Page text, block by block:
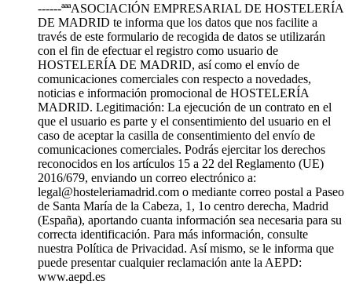
------ªªªASOCIACIÓN EMPRESARIAL DE HOSTELERÍA
DE MADRID te informa que los datos que nos facilite a
través de este formulario de recogida de datos se utilizarán
con el fin de efectuar el registro como usuario de
HOSTELERÍA DE MADRID, así como el envío de
comunicaciones comerciales con respecto a novedades,
noticias e información promocional de HOSTELERÍA
MADRID. Legitimación: La ejecución de un contrato en el
que el usuario es parte y el consentimiento del usuario en el
caso de aceptar la casilla de consentimiento del envío de
comunicaciones comerciales. Podrás ejercitar los derechos
reconocidos en los artículos 15 a 22 del Reglamento (UE)
2016/679, enviando un correo electrónico a:
legal@hosteleriamadrid.com o mediante correo postal a Paseo
de Santa María de la Cabeza, 1, 1o centro derecha, Madrid
(España), aportando cuanta información sea necesaria para su
correcta identificación. Para más información, consulte
nuestra Política de Privacidad. Así mismo, se le informa que
puede presentar cualquier reclamación ante la AEPD:
www.aepd.es